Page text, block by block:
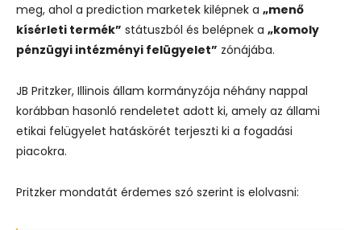
meg, ahol a prediction marketek kilépnek a „menő
kísérleti termék” státuszból és belépnek a „komoly
pénzügyi intézményi felügyelet” zónájába.
JB Pritzker, Illinois állam kormányzója néhány nappal
korábban hasonló rendeletet adott ki, amely az állami
etikai felügyelet hatáskörét terjeszti ki a fogadási
piacokra.
Pritzker mondatát érdemes szó szerint is elolvasni: